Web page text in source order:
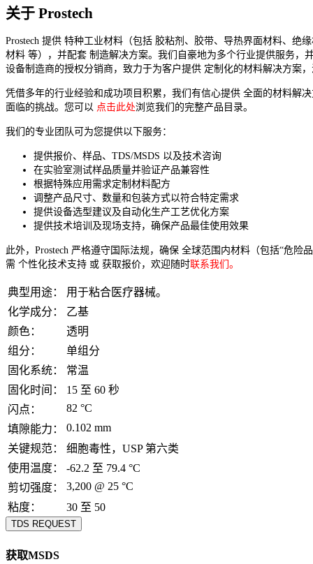
关于 Prostech
Prostech 提供 特种工业材料（包括 胶粘剂、胶带、导热界面材料、绝
材料 等），并配套 制造解决方案。我们自豪地为多个行业提供服务，
设备制造商的授权分销商，致力于为客户提供 定制化的材料解决方案
凭借多年的行业经验和成功项目积累，我们有信心提供 全面的材料解
面临的挑战。您可以 点击此处浏览我们的完整产品目录。
我们的专业团队可为您提供以下服务：
提供报价、样品、TDS/MSDS 以及技术咨询
在实验室测试样品质量并验证产品兼容性
根据特殊应用需求定制材料配方
调整产品尺寸、数量和包装方式以符合特定需求
提供设备选型建议及自动化生产工艺优化方案
提供技术培训及现场支持，确保产品最佳使用效果
此外，Prostech 严格遵守国际法规，确保 全球范围内材料（包括“危险
需 个性化技术支持 或 获取报价，欢迎随时联系我们。
典型用途：
用于粘合医疗器械。
化学成分：
乙基
颜色：
透明
组分：
单组分
固化系统：
常温
固化时间：
15 至 60 秒
闪点：
82 °C
填隙能力：
0.102 mm
关键规范：
细胞毒性，USP 第六类
使用温度：
-62.2 至 79.4 °C
剪切强度：
3,200 @ 25 °C
粘度：
30 至 50
TDS REQUEST
获取MSDS